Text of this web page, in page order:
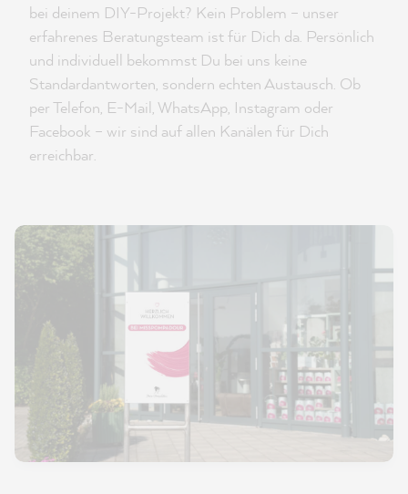
bei deinem DIY-Projekt? Kein Problem – unser
erfahrenes Beratungsteam ist für Dich da. Persönlich
und individuell bekommst Du bei uns keine
Standardantworten, sondern echten Austausch. Ob
per Telefon, E-Mail, WhatsApp, Instagram oder
Facebook – wir sind auf allen Kanälen für Dich
erreichbar.